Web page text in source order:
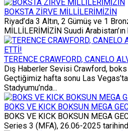
BOKSTA ZİRVE MİLLİLERİMİZİN
Riyad’da 3 Altın, 2 Gümüş ve 1
MİLLİLERİMİZİN Suudi Arabistan’ın
TERENCE CRAWFORD, CANELO
Dış Haberler Sevisi Crawford, boks
Geçtiğimiz hafta sonu Las
Stadyumu’nda...
BOKS VE KICK BOKSUN MEGA
BOKS VE KICK BOKSUN MEGA
Series 3 (MFA), 26.06-2025